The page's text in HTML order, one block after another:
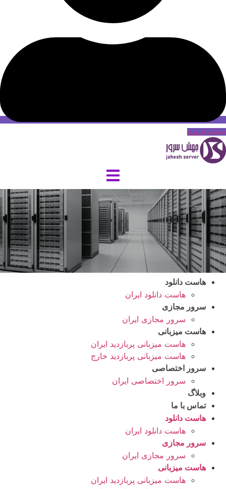
حساب کاربری
هاست دانلود
هاست دانلود ایران
سرور مجازی
سرور مجازی ایران
هاست میزبانی
هاست میزبانی پربازدید ایران
هاست میزبانی پربازدید خارج
سرور اختصاصی
سرور اختصاصی ایران
وبلاگ
تماس با ما
هاست دانلود
هاست دانلود ایران
سرور مجازی
سرور مجازی ایران
هاست میزبانی
هاست میزبانی پربازدید ایران